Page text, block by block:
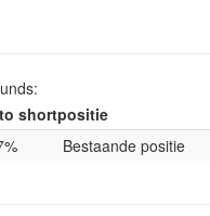
shortpositie
Bestaande positie